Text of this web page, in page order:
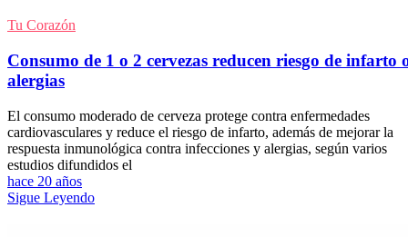
Tu Corazón
Consumo de 1 o 2 cervezas reducen riesgo de infarto
alergias
El consumo moderado de cerveza protege contra enfermedades
cardiovasculares y reduce el riesgo de infarto, además de mejorar la
respuesta inmunológica contra infecciones y alergias, según varios
estudios difundidos el
hace 20 años
Sigue Leyendo